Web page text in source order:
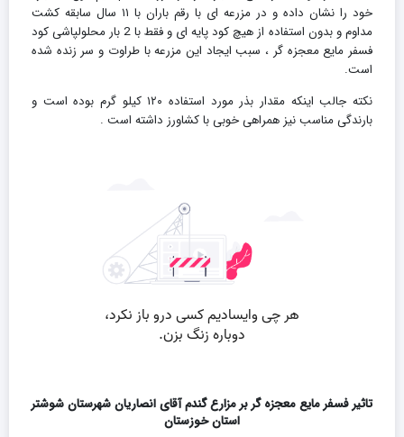
خود را نشان داده و در مزرعه ای با رقم باران با ۱۱ سال سابقه کشت
مداوم و بدون استفاده از هیچ کود پایه ای و فقط با 2 بار محلولپاشی کود
فسفر مایع معجزه گر ، سبب ایجاد این مزرعه با طراوت و سر زنده شده
است.
نکته جالب اینکه مقدار بذر مورد استفاده ۱۲۰ کیلو گرم بوده است و
بارندگی مناسب نیز همراهی خوبی با کشاورز داشته است .
تاثیر فسفر مایع معجزه گر بر مزارع گندم آقای انصاریان شهرستان شوشتر
استان خوزستان